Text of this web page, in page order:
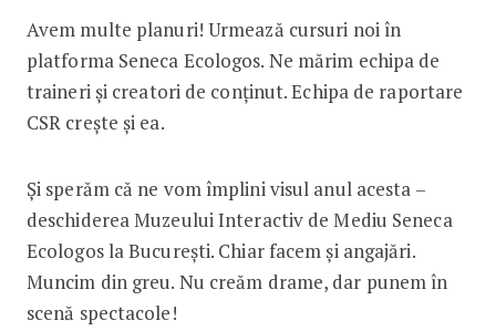
Avem multe planuri! Urmează cursuri noi în
platforma Seneca Ecologos. Ne mărim echipa de
traineri și creatori de conținut. Echipa de raportare
CSR crește și ea.
Și sperăm că ne vom împlini visul anul acesta –
deschiderea Muzeului Interactiv de Mediu Seneca
Ecologos la București. Chiar facem și angajări.
Muncim din greu. Nu creăm drame, dar punem în
scenă spectacole!